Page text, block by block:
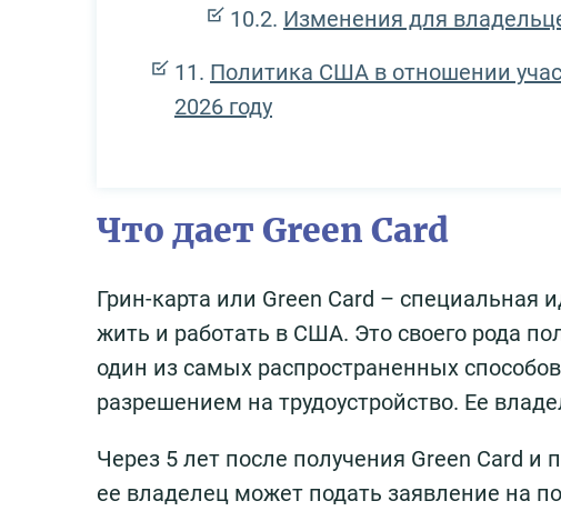
Изменения для
Политика США в отношении
2026 году
Что дает Green Card
Грин-карта или Green Card – специальная
жить и работать в США. Это своего рода
один из самых распространенных способов
разрешением на трудоустройство. Ее
Через 5 лет после получения Green Card и
ее владелец может подать заявление на